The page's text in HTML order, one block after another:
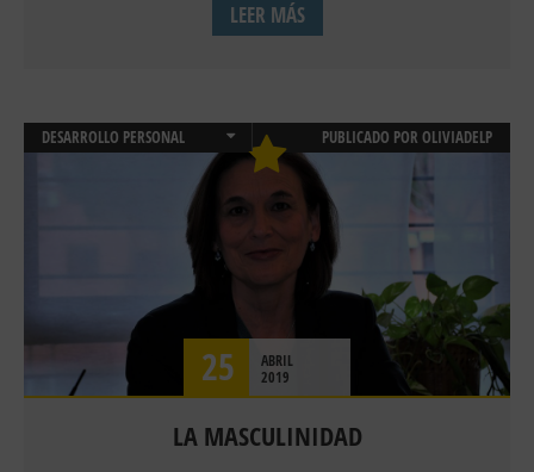
LEER MÁS
DESARROLLO PERSONAL
PSICOLOGIA INFANTIL Y JUVENIL
PUBLICADO POR OLIVIADELP
25
ABRIL
2019
LA MASCULINIDAD